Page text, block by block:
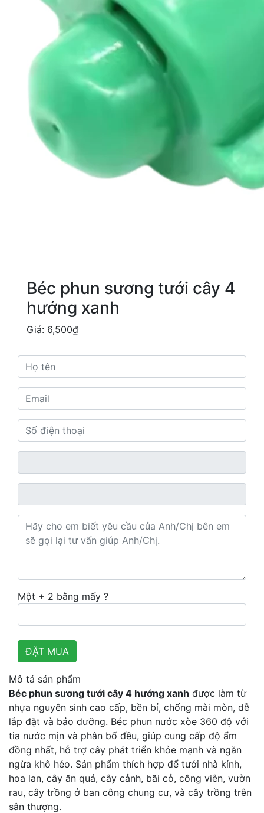
Béc phun sương tưới cây 4
hướng xanh
Giá: 6,500₫
Một + 2 bằng mấy ?
Mô tả sản phẩm
Béc phun sương tưới cây 4 hướng xanh được làm từ
nhựa nguyên sinh cao cấp, bền bỉ, chống mài mòn, dễ
lắp đặt và bảo dưỡng. Béc phun nước xòe 360 độ với
tia nước mịn và phân bố đều, giúp cung cấp độ ẩm
đồng nhất, hỗ trợ cây phát triển khỏe mạnh và ngăn
ngừa khô héo. Sản phẩm thích hợp để tưới nhà kính,
hoa lan, cây ăn quả, cây cảnh, bãi cỏ, công viên, vườn
rau, cây trồng ở ban công chung cư, và cây trồng trên
sân thượng.